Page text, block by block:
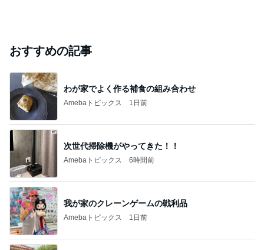
おすすめの記事
わが家でよく作る補食の組み合わせ
Amebaトピックス 1日前
次世代掃除機がやってきた！！
Amebaトピックス 6時間前
我が家のクレーンゲームの戦利品
Amebaトピックス 1日前